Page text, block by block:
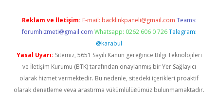
Reklam ve İletişim: E-mail: backlinkpaneli@gmail.com Teams:
forumhizmeti@gmail.com Whatsapp: 0262 606 0 726 Telegram:
@karabul
Yasal Uyarı: Sitemiz, 5651 Sayılı Kanun gereğince Bilgi Teknolojileri
ve İletişim Kurumu (BTK) tarafından onaylanmış bir Yer Sağlayıcı
olarak hizmet vermektedir. Bu nedenle, sitedeki içerikleri proaktif
olarak denetleme veya araştırma yükümlülüğümüz bulunmamaktadır.